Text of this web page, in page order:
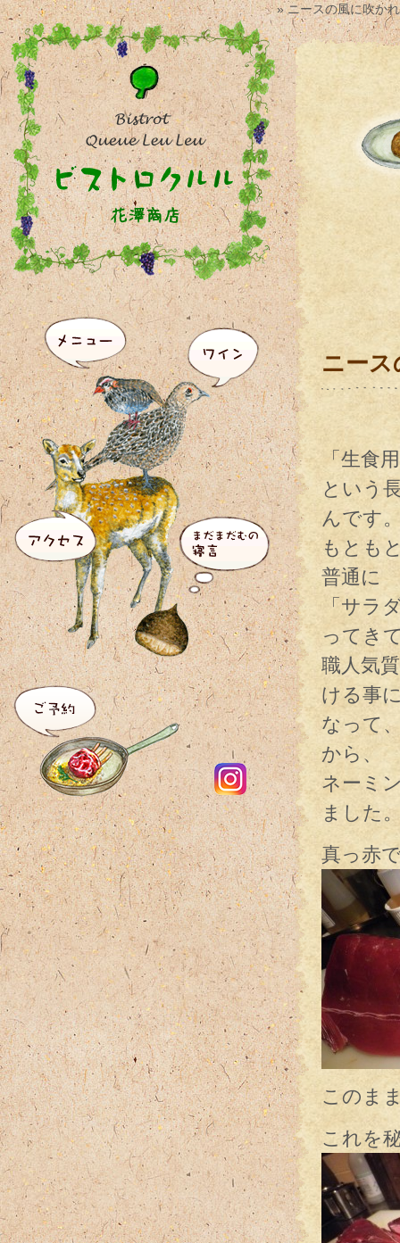
» ニースの風に吹か
ニー
「生食
という
んです
もとも
普通に
「サラ
ってき
職人気
ける事
なって
から、
ネーミ
ました
真っ赤
このま
これを